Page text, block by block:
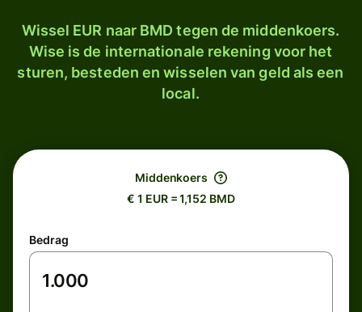
Wissel EUR naar BMD tegen de middenkoers.
Wise is de internationale rekening voor het
sturen, besteden en wisselen van geld als een
local.
Middenkoers
€ 1 EUR = 1,152 BMD
Bedrag